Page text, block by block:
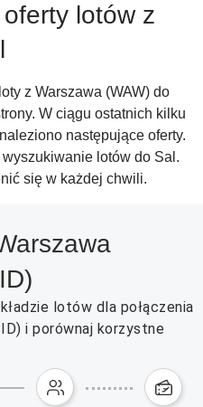
lotów z
z Warszawa (WAW) do
W ciągu ostatnich kilku
następujące oferty.
wyszukiwanie lotów do Sal.
się w każdej chwili.
lotów dla połączenia
i porównaj korzystne